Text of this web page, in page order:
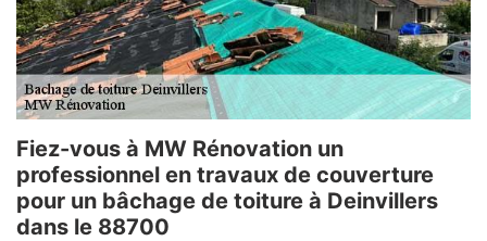
Fiez-vous à MW Rénovation un
professionnel en travaux de couverture
pour un bâchage de toiture à Deinvillers
dans le 88700